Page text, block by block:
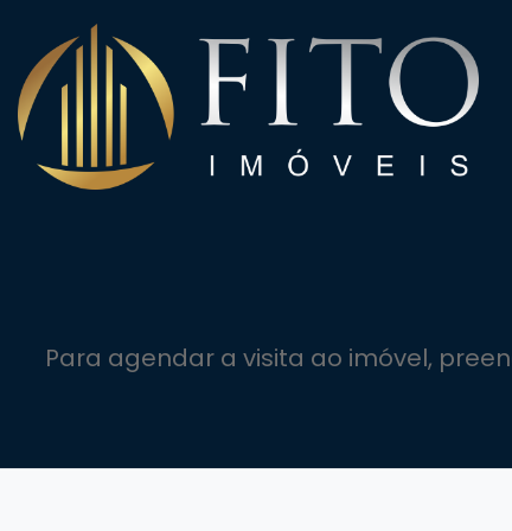
Para agendar a visita ao imóvel,